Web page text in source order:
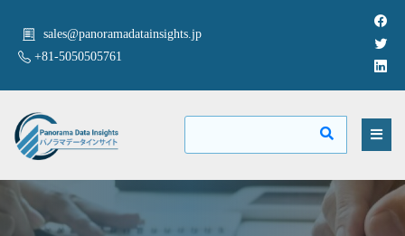
sales@panoramadatainsights.jp
+81-5050505761